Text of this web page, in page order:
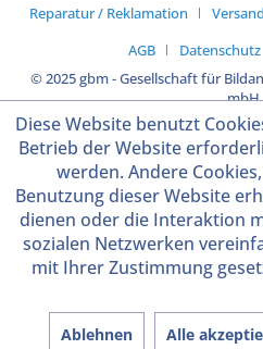
Reparatur / Reklamation
AGB
Datenschutz
© 2025 gbm - Gesellschaft für
mbH
Diese Website benutzt
Betrieb der Website
werden. Andere
Benutzung dieser Website
dienen oder die Interaktion
sozialen Netzwerken
mit Ihrer Zustimmung
Ablehnen Alle